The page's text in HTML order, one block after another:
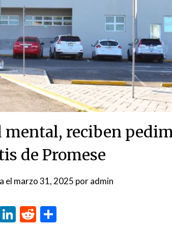
mental, reciben
de Promese
el marzo 31, 2025 poradmin
LineLinkedIn
Reddit